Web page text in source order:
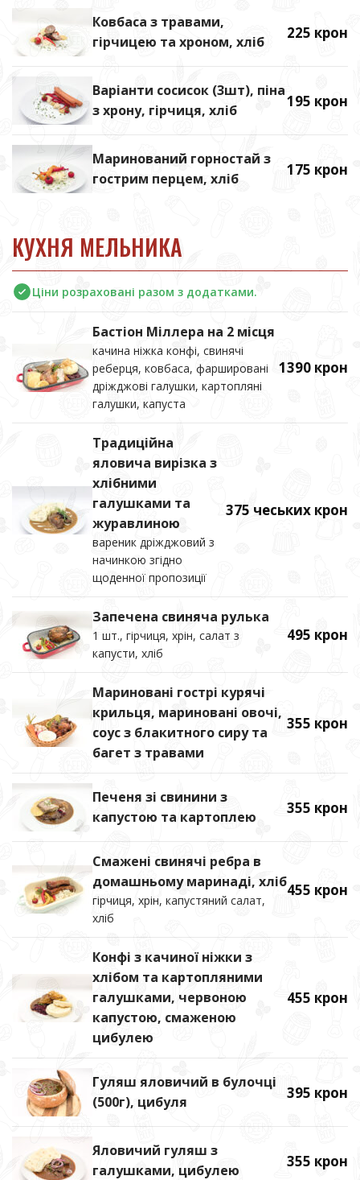
Ковбаса з травами,
гірчицею та хроном, хліб
225 крон
Варіанти сосисок (3шт), піна
з хрону, гірчиця, хліб
195 крон
Маринований горностай з
гострим перцем, хліб
175 крон
КУХНЯ МЕЛЬНИКА
Ціни розраховані разом з додатками.
Бастіон Міллера на 2 місця
качина ніжка конфі, свинячі
реберця, ковбаса, фаршировані
дріжджові галушки, картопляні
галушки, капуста
1390 крон
Традиційна
яловича вирізка з
хлібними
галушками та
журавлиною
вареник дріжджовий з
начинкою згідно
щоденної пропозиції
375 чеських крон
Запечена свиняча рулька
1 шт., гірчиця, хрін, салат з
капусти, хліб
495 крон
Мариновані гострі курячі
крильця, мариновані овочі,
соус з блакитного сиру та
багет з травами
355 крон
Печеня зі свинини з
капустою та картоплею
355 крон
Смажені свинячі ребра в
домашньому маринаді, хліб
гірчиця, хрін, капустяний салат,
хліб
455 крон
Конфі з качиної ніжки з
хлібом та картопляними
галушками, червоною
капустою, смаженою
цибулею
455 крон
Гуляш яловичий в булочці
(500г), цибуля
395 крон
Яловичий гуляш з
галушками, цибулею
355 крон